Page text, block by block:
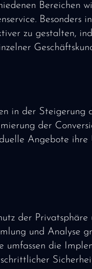
Bereichen
Besonders
zu gestalten,
in der Steigerung
der
Angebote ihre
der
und Analyse
umfassen die